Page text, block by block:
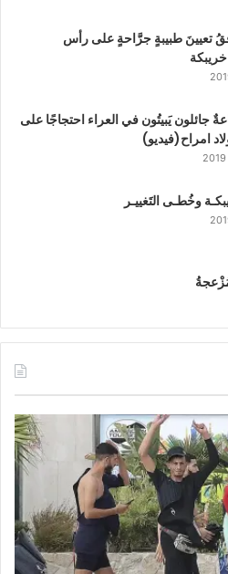
تعيينَ طبيبةٍ جرَّاحةٍ على رأس
جائلون يَبيتُون في العراء احتجاجًا على
امراح(فيديو)
وخُطـى التَغييـر